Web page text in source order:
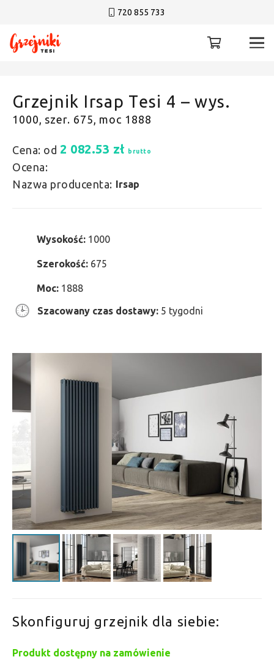
720 855 733
Grzejnik Irsap Tesi 4 – wys.
1000, szer. 675, moc 1888
Cena: od 2 082.53 zł brutto
Ocena:
Nazwa producenta: Irsap
Wysokość: 1000
Szerokość: 675
Moc: 1888
Szacowany czas dostawy: 5 tygodni
Skonfiguruj grzejnik dla siebie:
Produkt dostępny na zamówienie